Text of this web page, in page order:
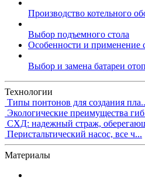
Производство котельного
Выбор подъемного стола
Особенности и применение
Выбор и замена батареи
Технологии
Типы понтонов для создания
Экологические преимущества
СХД: надежный страж,
Перистальтический насос, все ч...
Материалы